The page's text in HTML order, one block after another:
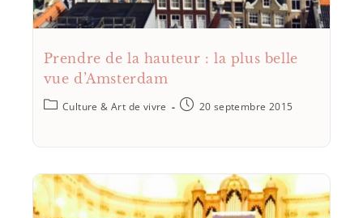
Prendre de la hauteur : la plus belle
vue d’Amsterdam
Culture & Art de vivre 20 septembre 2015